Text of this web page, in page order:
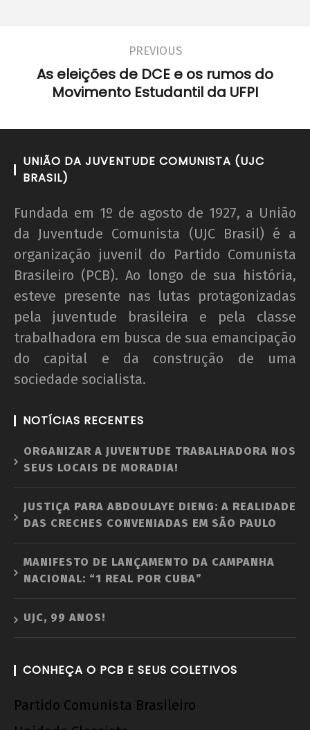
PREVIOUS
As eleições de DCE e os rumos do
Movimento Estudantil da UFPI
UNIÃO DA JUVENTUDE COMUNISTA (UJC
BRASIL)
Fundada em 1º de agosto de 1927, a União
da Juventude Comunista (UJC Brasil) é a
organização juvenil do Partido Comunista
Brasileiro (PCB). Ao longo de sua história,
esteve presente nas lutas protagonizadas
pela juventude brasileira e pela classe
trabalhadora em busca de sua emancipação
do capital e da construção de uma
sociedade socialista.
NOTÍCIAS RECENTES
ORGANIZAR A JUVENTUDE TRABALHADORA NOS
SEUS LOCAIS DE MORADIA!
JUSTIÇA PARA ABDOULAYE DIENG: A REALIDADE
DAS CRECHES CONVENIADAS EM SÃO PAULO
MANIFESTO DE LANÇAMENTO DA CAMPANHA
NACIONAL: “1 REAL POR CUBA”
UJC, 99 ANOS!
CONHEÇA O PCB E SEUS COLETIVOS
Partido Comunista Brasileiro